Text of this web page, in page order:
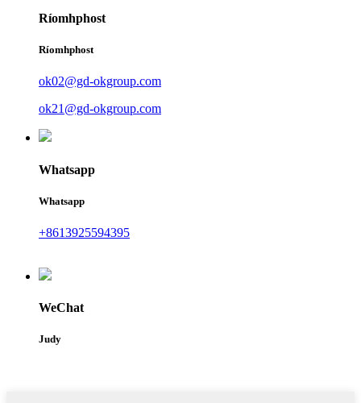
Ríomhphost
Ríomhphost
ok02@gd-okgroup.com
ok21@gd-okgroup.com
Whatsapp
Whatsapp
+8613925594395
WeChat
Judy